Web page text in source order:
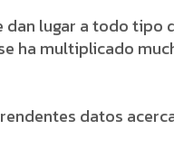
lugar a todo
ha multiplicado
datos